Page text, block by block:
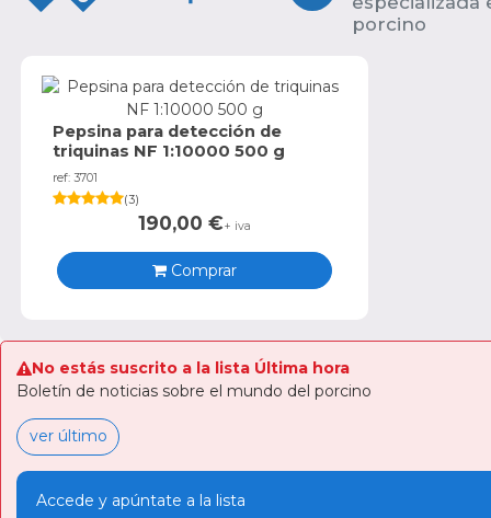
porcino
Pepsina para detección de
triquinas NF 1:10000 500 g
ref: 3701
(3)
190,00 €+ iva
Comprar
No estás suscrito a la lista Última hora
Boletín de noticias sobre el mundo del porcino
ver último
Accede y apúntate a la lista